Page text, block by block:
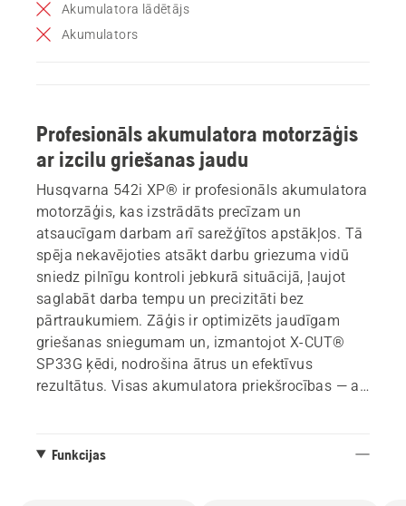
Akumulatora lādētājs
Akumulators
Profesionāls akumulatora motorzāģis
ar izcilu griešanas jaudu
Husqvarna 542i XP® ir profesionāls akumulatora
motorzāģis, kas izstrādāts precīzam un
atsaucīgam darbam arī sarežģītos apstākļos. Tā
spēja nekavējoties atsākt darbu griezuma vidū
sniedz pilnīgu kontroli jebkurā situācijā, ļaujot
saglabāt darba tempu un precizitāti bez
pārtraukumiem. Zāģis ir optimizēts jaudīgam
griešanas sniegumam un, izmantojot X-CUT®
SP33G ķēdi, nodrošina ātrus un efektīvus
rezultātus. Visas akumulatora priekšrocības — ar
sajūgs, kas nodrošina tādu pašu griešanas
Funkcijas